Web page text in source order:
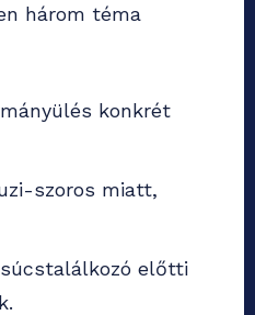
három téma
konkrét
szoros miatt,
előtti